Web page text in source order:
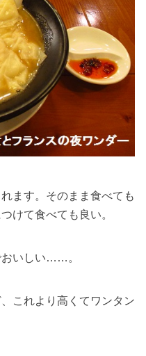
ます。そのまま食べても
けて食べても良い。
おいしい……。
これより高くてワンタン